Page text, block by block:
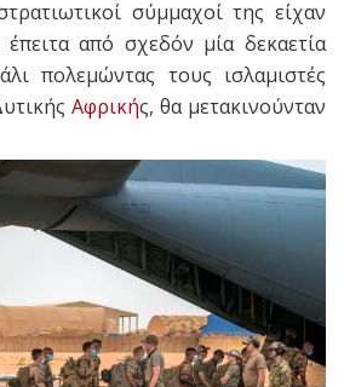
σύμμαχοί της είχαν
από σχεδόν μία δεκαετία
πολεμώντας τους ισλαμιστές
Αφρικής, θα μετακινούνταν